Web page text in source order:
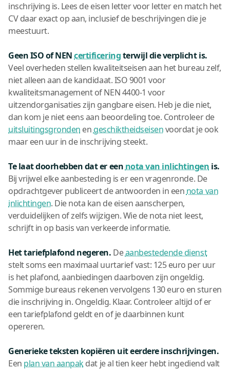
inschrijving is. Lees de eisen letter voor letter en match het
CV daar exact op aan, inclusief de beschrijvingen die je
meestuurt.
Geen ISO of NENcertificeringterwijl die verplicht is.
Veel overheden stellen kwaliteitseisen aan het bureau zelf,
niet alleen aan de kandidaat. ISO 9001 voor
kwaliteitsmanagement of NEN 4400-1 voor
uitzendorganisaties zijn gangbare eisen. Heb je die niet,
dan kom je niet eens aan beoordeling toe. Controleer de
uitsluitingsgronden en geschiktheidseisenvoordat je ook
maar een uur in de inschrijving steekt.
Te laat doorhebben dat er een nota van inlichtingen is.
Bij vrijwel elke aanbesteding is er een vragenronde. De
opdrachtgever publiceert de antwoorden in een nota van
inlichtingen. Die nota kan de eisen aanscherpen,
verduidelijken of zelfs wijzigen. Wie de nota niet leest,
schrijft in op basis van verkeerde informatie.
Het tariefplafond negeren. Deaanbestedende dienst
stelt soms een maximaal uurtarief vast: 125 euro per uur
is het plafond, aanbiedingen daarboven zijn ongeldig.
Sommige bureaus rekenen vervolgens 130 euro en sturen
die inschrijving in. Ongeldig. Klaar. Controleer altijd of er
een tariefplafond geldt en of je daarbinnen kunt
opereren.
Generieke teksten kopiëren uit eerdere inschrijvingen.
Een plan van aanpakdat je al tien keer hebt ingediend valt